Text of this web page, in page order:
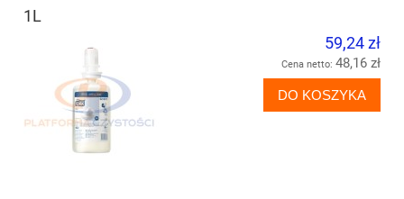
1L
59,24 zł
Cena netto: 48,16 zł
DO KOSZYKA